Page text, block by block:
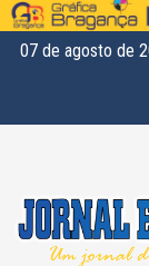
07 de agosto de